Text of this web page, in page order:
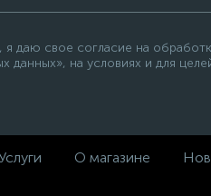
даю свое согласие на
на условиях и для
О магазине